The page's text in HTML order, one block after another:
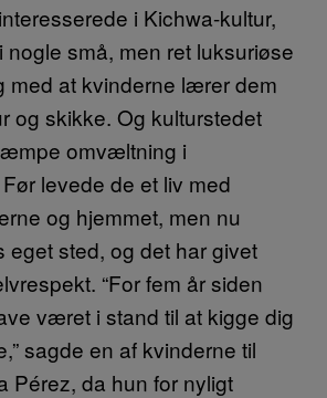
i Kichwa-kultur,
nogle små, men ret luksuriøse
med at kvinderne lærer dem
og skikke. Og kulturstedet
omvæltning i
levede de et liv med
og hjemmet, men nu
eget sted, og det har givet
“For fem år siden
været i stand til at kigge dig
sagde en af kvinderne til
Pérez, da hun for nyligt